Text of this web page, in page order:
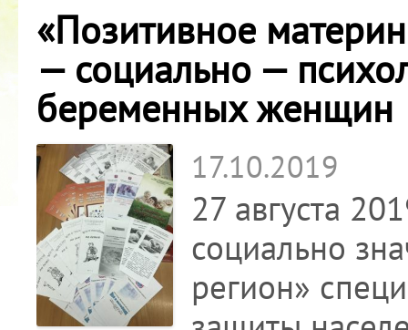
«Позитивное
— социально —
беременных
17.10.2019
27 августа
социально
регион»